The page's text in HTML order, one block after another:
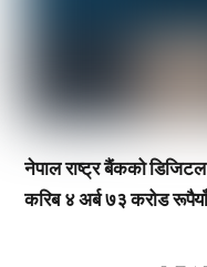
नेपाल राष्ट्र बैंकको डिजिटल
करिब ४ अर्ब ७३ करोड